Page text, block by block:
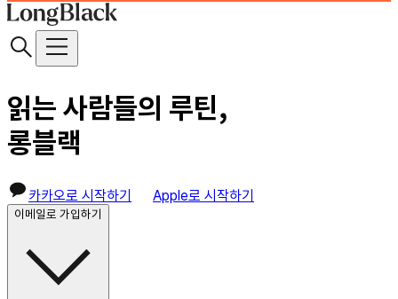
읽는 사람들의 루틴,
롱블랙
카카오로 시작하기 Apple로 시작하기
이메일로 가입하기